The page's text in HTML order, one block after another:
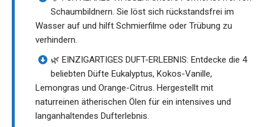
Schaumbildnern. Sie löst sich rückstandsfrei im
Wasser auf und hilft Schmierfilme oder Trübung zu
verhindern.
🌿 EINZIGARTIGES DUFT-ERLEBNIS: Entdecke die 4
beliebten Düfte Eukalyptus, Kokos-Vanille,
Lemongras und Orange-Citrus. Hergestellt mit
naturreinen ätherischen Ölen für ein intensives und
langanhaltendes Dufterlebnis.